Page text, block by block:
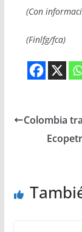
(Con
(Finlfg/fca)
Colombia